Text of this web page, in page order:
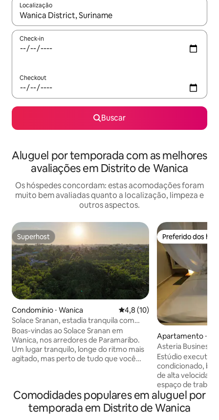
Localização
Quando os resultados estiverem disponíveis, explore-os
Check-in
Checkout
Buscar
Aluguel por temporada com as melhores
avaliações em Distrito de Wanica
Os hóspedes concordam: estas acomodações foram
muito bem avaliadas quanto a localização, limpeza e
outros aspectos.
Superhost
Superhost
Condomínio ⋅ Wanica 4,8 de uma avaliação média
4,8 (10)
Solace Sranan, estadia tranquila com
espaço de trabalho
Boas-vindas ao Solace Sranan em
Wanica, nos arredores de Paramaribo.
Um lugar tranquilo, longe do ritmo mais
agitado, mas perto de tudo que você
jantar também funciona como espaço
de trabalho, com Wi-Fi rápido e uma
impressora mediante solicitação. Um
Preferido dos
Preferido dos
Apartamento ⋅
Asteria Business
Espaço de
Estúdio
condicionado,
de alta
espaço de
cadeira de
Projetado para
produtividade, o
Comodidades populares em aluguel por
temporada em Distrito de Wanica